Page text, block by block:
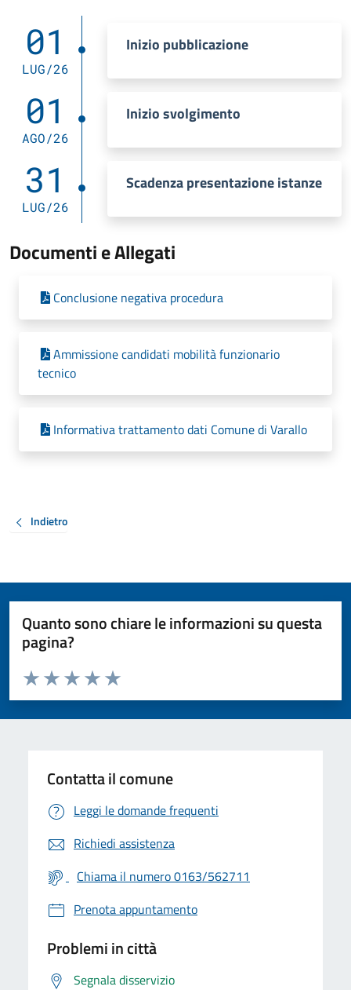
01
LUG/26
Inizio pubblicazione
01
AGO/26
Inizio svolgimento
31
LUG/26
Scadenza presentazione istanze
Documenti e Allegati
Conclusione negativa procedura
Ammissione candidati mobilità funzionario
tecnico
Informativa trattamento dati Comune di Varallo
Indietro
Quanto sono chiare le informazioni su questa
pagina?
Valuta da 1 a 5 stelle la pagina
Valuta 5 stelle su 5
Valuta 4 stelle su 5
Valuta 3 stelle su 5
Valuta 2 stelle su 5
Valuta 1 stelle su 5
Contatta il comune
Leggi le domande frequenti
Richiedi assistenza
Chiama il numero 0163/562711
Prenota appuntamento
Problemi in città
Segnala disservizio